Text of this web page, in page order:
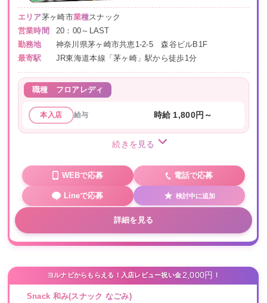
エリア茅ヶ崎市業種スナック
営業時間
20：00～LAST
勤務地
神奈川県茅ヶ崎市共恵1-2-5 森谷ビルB1F
最寄駅
JR東海道本線「茅ヶ崎」駅から徒歩1分
職種 フロアレディ
本入店 給与 時給 1,800円～
続きを見る
WEBで応募 電話で応募
Lineで応募 検討中に追加
詳細を見る
ヨルナビからもらえる！入店レビュー祝い金 2,000円 ！
Snack 和み(スナック なごみ)